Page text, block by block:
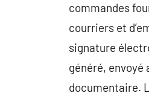
commandes
courriers et
signature
généré, envoyé
documentaire.